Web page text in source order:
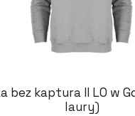
bez kaptura II LO w
laury)